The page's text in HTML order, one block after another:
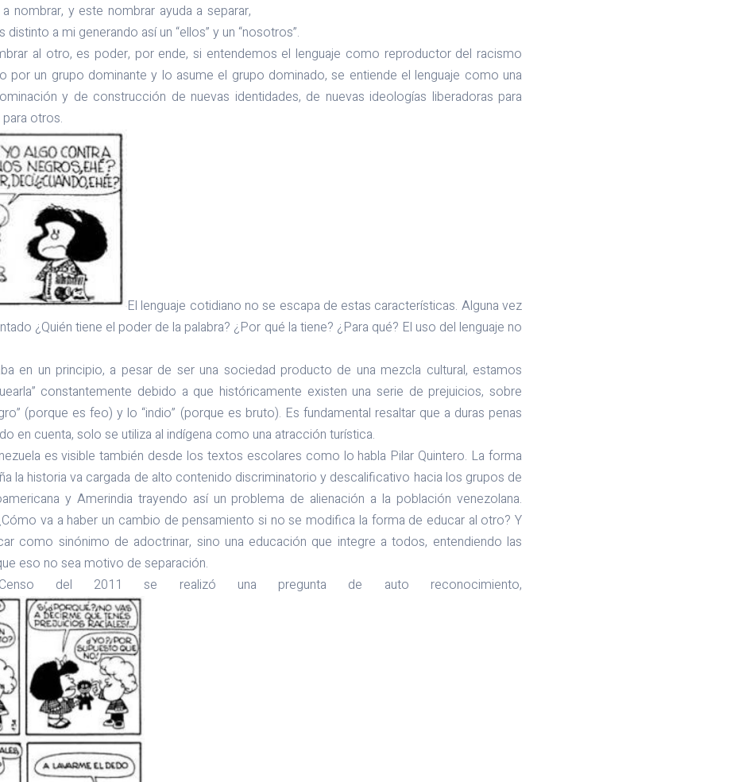
nombrar, y este nombrar ayuda a separar,
a mi generando así un “ellos” y un “nosotros”.
al otro, es poder, por ende, si entendemos el lenguaje como reproductor del racismo
por un grupo dominante y lo asume el grupo dominado, se entiende el lenguaje como una
y de construcción de nuevas identidades, de nuevas ideologías liberadoras para
otros.
El lenguaje cotidiano no se escapa de estas características. Alguna vez
¿Quién tiene el poder de la palabra? ¿Por qué la tiene? ¿Para qué? El uso del lenguaje no
en un principio, a pesar de ser una sociedad producto de una mezcla cultural, estamos
constantemente debido a que históricamente existen una serie de prejuicios, sobre
(porque es feo) y lo “indio” (porque es bruto). Es fundamental resaltar que a duras penas
en cuenta, solo se utiliza al indígena como una atracción turística.
es visible también desde los textos escolares como lo habla Pilar Quintero. La forma
la historia va cargada de alto contenido discriminatorio y descalificativo hacia los grupos de
y Amerindia trayendo así un problema de alienación a la población venezolana.
va a haber un cambio de pensamiento si no se modifica la forma de educar al otro? Y
como sinónimo de adoctrinar, sino una educación que integre a todos, entendiendo las
eso no sea motivo de separación.
del 2011 se realizó una pregunta de auto reconocimiento,